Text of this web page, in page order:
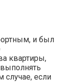
и был
квартиры,
если